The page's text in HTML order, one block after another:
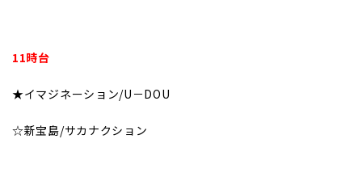
11時台
★イマジネーション/U－DOU
☆新宝島/サカナクション